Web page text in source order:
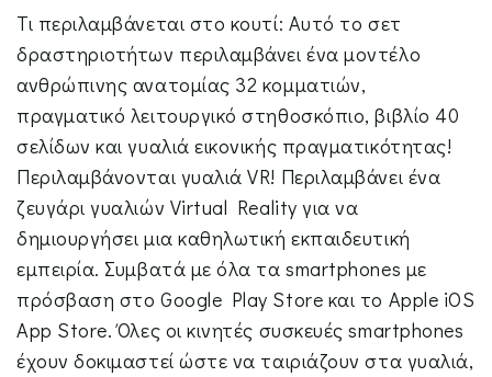
Τι περιλαμβάνεται στο κουτί: Αυτό το σετ
δραστηριοτήτων περιλαμβάνει ένα μοντέλο
ανθρώπινης ανατομίας 32 κομματιών,
πραγματικό λειτουργικό στηθοσκόπιο, βιβλίο 40
σελίδων και γυαλιά εικονικής πραγματικότητας!
Περιλαμβάνονται γυαλιά VR! Περιλαμβάνει ένα
ζευγάρι γυαλιών Virtual Reality για να
δημιουργήσει μια καθηλωτική εκπαιδευτική
εμπειρία. Συμβατά με όλα τα smartphones με
πρόσβαση στο Google Play Store και το Apple iOS
App Store. Όλες οι κινητές συσκευές smartphones
έχουν δοκιμαστεί ώστε να ταιριάζουν στα γυαλιά,